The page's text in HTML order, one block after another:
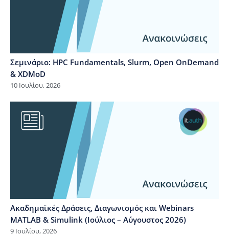
Σεμινάριο: HPC Fundamentals, Slurm, Open OnDemand
& XDMoD
10 Ιουλίου, 2026
Ακαδημαϊκές Δράσεις, Διαγωνισμός και Webinars
MATLAB & Simulink (Ιούλιος – Αύγουστος 2026)
9 Ιουλίου, 2026